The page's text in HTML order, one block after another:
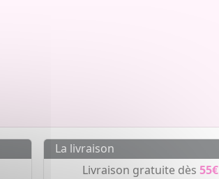
La livraison
Livraison gratuite dès55€